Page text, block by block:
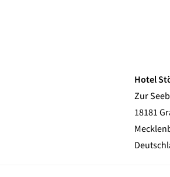
Hotel
Zur
18181